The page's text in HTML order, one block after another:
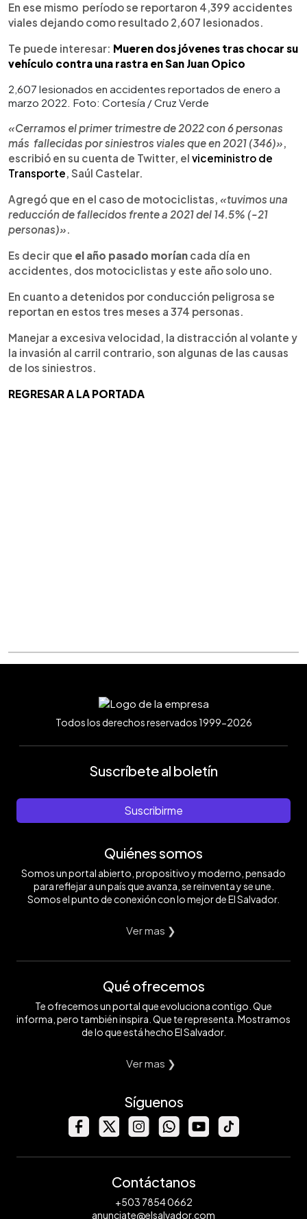
En ese mismo período se reportaron 4,399 accidentes
viales dejando como resultado 2,607 lesionados.
Te puede interesar: Mueren dos jóvenes tras chocar su
vehículo contra una rastra en San Juan Opico
2,607 lesionados en accidentes reportados de enero a
marzo 2022. Foto: Cortesía / Cruz Verde
«Cerramos el primer trimestre de 2022 con 6 personas
más fallecidas por siniestros viales que en 2021 (346)»,
escribió en su cuenta de Twitter, el viceministro de
Transporte, Saúl Castelar.
Agregó que en el caso de motociclistas, «tuvimos una
reducción de fallecidos frente a 2021 del 14.5% (-21
personas)».
Es decir que el año pasado morían cada día en
accidentes, dos motociclistas y este año solo uno.
En cuanto a detenidos por conducción peligrosa se
reportan en estos tres meses a 374 personas.
Manejar a excesiva velocidad, la distracción al volante y
la invasión al carril contrario, son algunas de las causas
de los siniestros.
REGRESAR A LA PORTADA
Todos los derechos reservados 1999-2026
Suscríbete al boletín
Suscribirme
Quiénes somos
Somos un portal abierto, propositivo y moderno, pensado
para reflejar a un país que avanza, se reinventa y se une.
Somos el punto de conexión con lo mejor de El Salvador.
Ver mas ❯
Qué ofrecemos
Te ofrecemos un portal que evoluciona contigo. Que
informa, pero también inspira. Que te representa. Mostramos
de lo que está hecho El Salvador.
Ver mas ❯
Síguenos
Contáctanos
+503 7854 0662
anunciate@elsalvador.com